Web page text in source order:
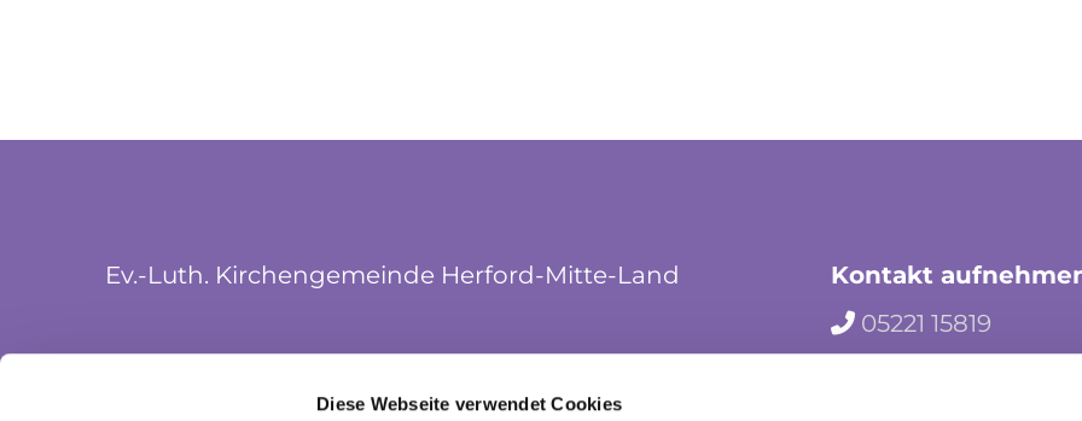
Diese Webseite verwendet Cookies
Ev.-Luth. Kirchengemeinde Herford-Mitte-Land Kontakt
 05221 15819